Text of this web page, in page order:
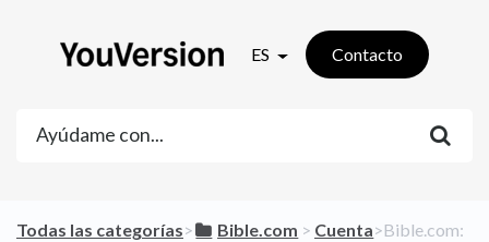
ES Contacto
Todas las categorías​>​ ​Bible.com ​ > ​ ​Cuenta​>​ Bible.com: